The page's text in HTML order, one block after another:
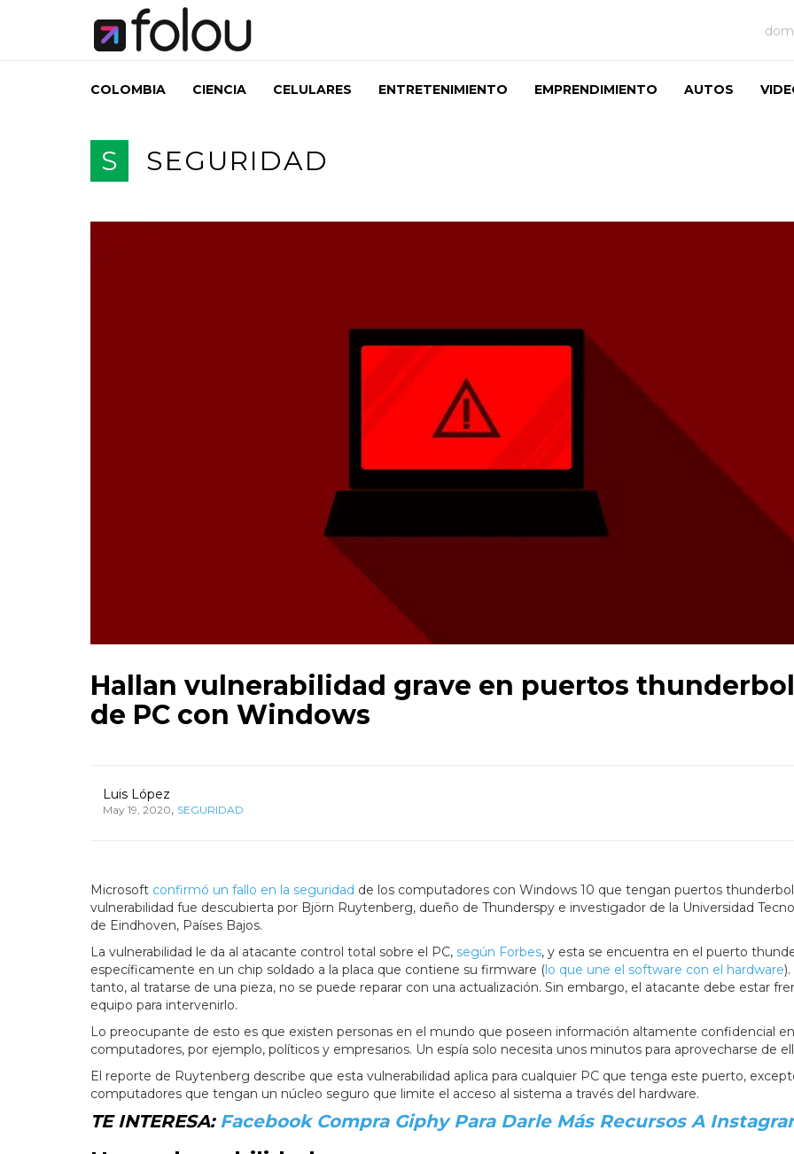
COLOMBIA CIENCIA CELULARES ENTRETENIMIENTO EMPRENDIMIENTO AUTOS
S SEGURIDAD
Hallan vulnerabilidad grave en puertos
de PC con Windows
Luis López
May 19, 2020, SEGURIDAD
Microsoft confirmó un fallo en la seguridad de los computadores con Windows 10 que tengan puertos
vulnerabilidad fue descubierta por Björn Ruytenberg, dueño de Thunderspy e investigador de la Universidad
de Eindhoven, Países Bajos.
La vulnerabilidad le da al atacante control total sobre el PC, según Forbes, y esta se encuentra en el puerto
específicamente en un chip soldado a la placa que contiene su firmware (lo que une el software con el hardware
tanto, al tratarse de una pieza, no se puede reparar con una actualización. Sin embargo, el atacante debe estar
equipo para intervenirlo.
Lo preocupante de esto es que existen personas en el mundo que poseen información altamente confidencial
computadores, por ejemplo, políticos y empresarios. Un espía solo necesita unos minutos para aprovecharse de
El reporte de Ruytenberg describe que esta vulnerabilidad aplica para cualquier PC que tenga este puerto,
computadores que tengan un núcleo seguro que limite el acceso al sistema a través del hardware.
TE INTERESA: Facebook Compra Giphy Para Darle Más Recursos A